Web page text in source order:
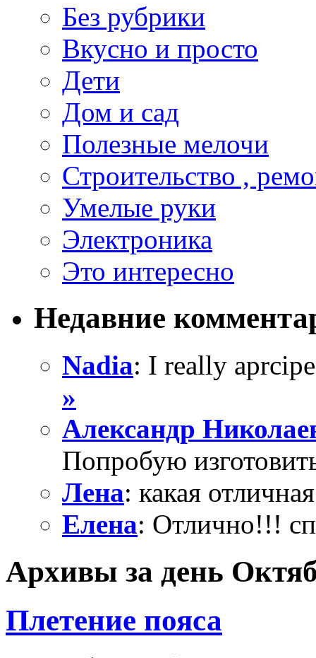
Без рубрики
Вкусно и просто
Дети
Дом и сад
Полезные мелочи
Строительство ,
Умелые руки
Электроника
Это интересно
Недавние
Nadia: I really
»
Александр
Попробую
Лена: какая
Елена: Отлично!!!
Архивы за день
Плетение пояса